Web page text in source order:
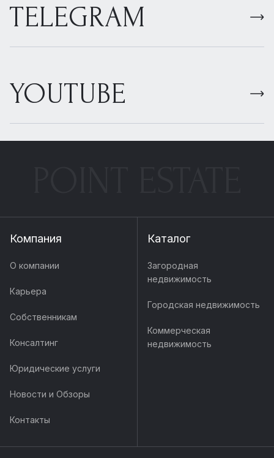
TELEGRAM
YOUTUBE
Компания
О компании
Карьера
Собственникам
Консалтинг
Юридические услуги
Новости и Обзоры
Контакты
Каталог
Загородная
недвижимость
Городская недвижимость
Коммерческая
недвижимость